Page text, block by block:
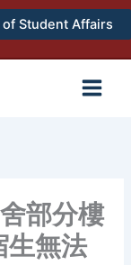
Student Affairs
部分樓
生無法